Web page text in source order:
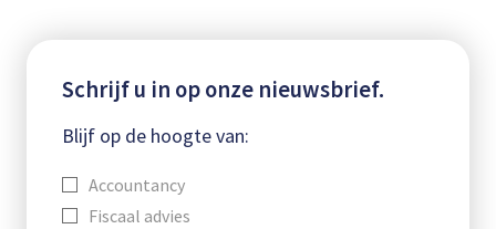
Schrijf u in op onze nieuwsbrief.
Blijf op de hoogte van:
Leave
this
Accountancy
Fiscaal advies